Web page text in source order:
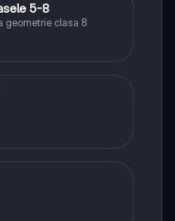
5-8
geometrie clasa 8